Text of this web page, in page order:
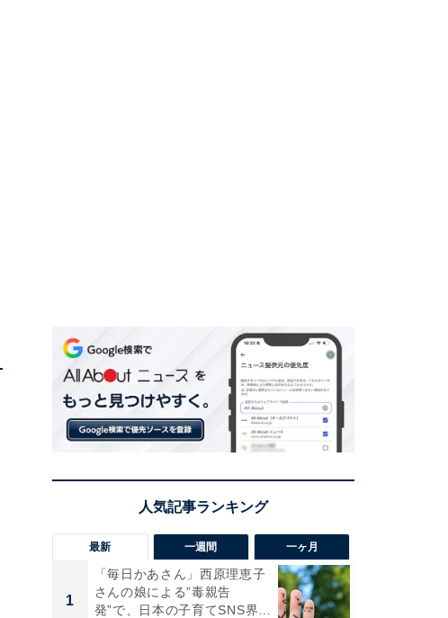
最新 一週間 一ヶ月
1
「毎日かあさん」西原理恵子
さんの娘による”毒親告
発”で、日本の子育てSNS界隈